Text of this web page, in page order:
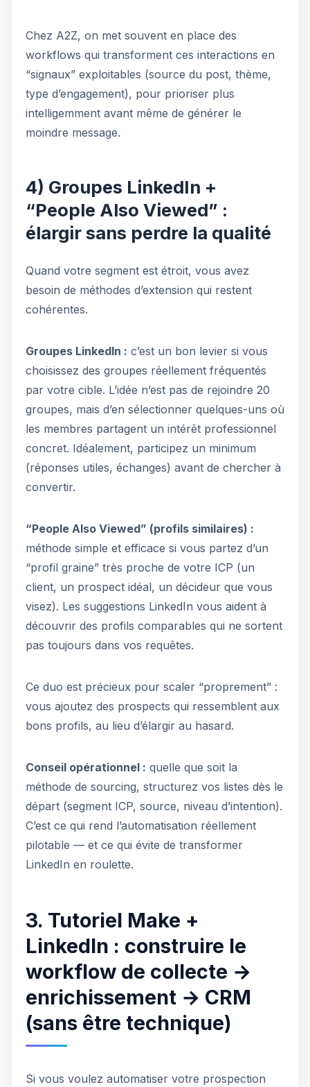
Chez A2Z, on met souvent en place des
workflows qui transforment ces interactions en
“signaux” exploitables (source du post, thème,
type d’engagement), pour prioriser plus
intelligemment avant même de générer le
moindre message.
4) Groupes LinkedIn +
“People Also Viewed” :
élargir sans perdre la qualité
Quand votre segment est étroit, vous avez
besoin de méthodes d’extension qui restent
cohérentes.
Groupes LinkedIn : c’est un bon levier si vous
choisissez des groupes réellement fréquentés
par votre cible. L’idée n’est pas de rejoindre 20
groupes, mais d’en sélectionner quelques-uns où
les membres partagent un intérêt professionnel
concret. Idéalement, participez un minimum
(réponses utiles, échanges) avant de chercher à
convertir.
“People Also Viewed” (profils similaires) :
méthode simple et efficace si vous partez d’un
“profil graine” très proche de votre ICP (un
client, un prospect idéal, un décideur que vous
visez). Les suggestions LinkedIn vous aident à
découvrir des profils comparables qui ne sortent
pas toujours dans vos requêtes.
Ce duo est précieux pour scaler “proprement” :
vous ajoutez des prospects qui ressemblent aux
bons profils, au lieu d’élargir au hasard.
Conseil opérationnel : quelle que soit la
méthode de sourcing, structurez vos listes dès le
départ (segment ICP, source, niveau d’intention).
C’est ce qui rend l’automatisation réellement
pilotable — et ce qui évite de transformer
LinkedIn en roulette.
3. Tutoriel Make +
LinkedIn : construire le
workflow de collecte →
enrichissement → CRM
(sans être technique)
Si vous voulez automatiser votre prospection